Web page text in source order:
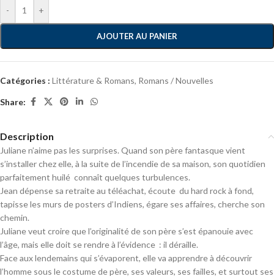
- +
AJOUTER AU PANIER
Catégories : Littérature & Romans, Romans / Nouvelles
Share:
Description
Juliane n’aime pas les surprises. Quand son père fantasque vient
s’installer chez elle, à la suite de l’incendie de sa maison, son quotidien
parfaitement huilé connaît quelques turbulences.
Jean dépense sa retraite au téléachat, écoute du hard rock à fond,
tapisse les murs de posters d’Indiens, égare ses affaires, cherche son
chemin.
Juliane veut croire que l’originalité de son père s’est épanouie avec
l’âge, mais elle doit se rendre à l’évidence : il déraille.
Face aux lendemains qui s’évaporent, elle va apprendre à découvrir
l’homme sous le costume de père, ses valeurs, ses failles, et surtout ses